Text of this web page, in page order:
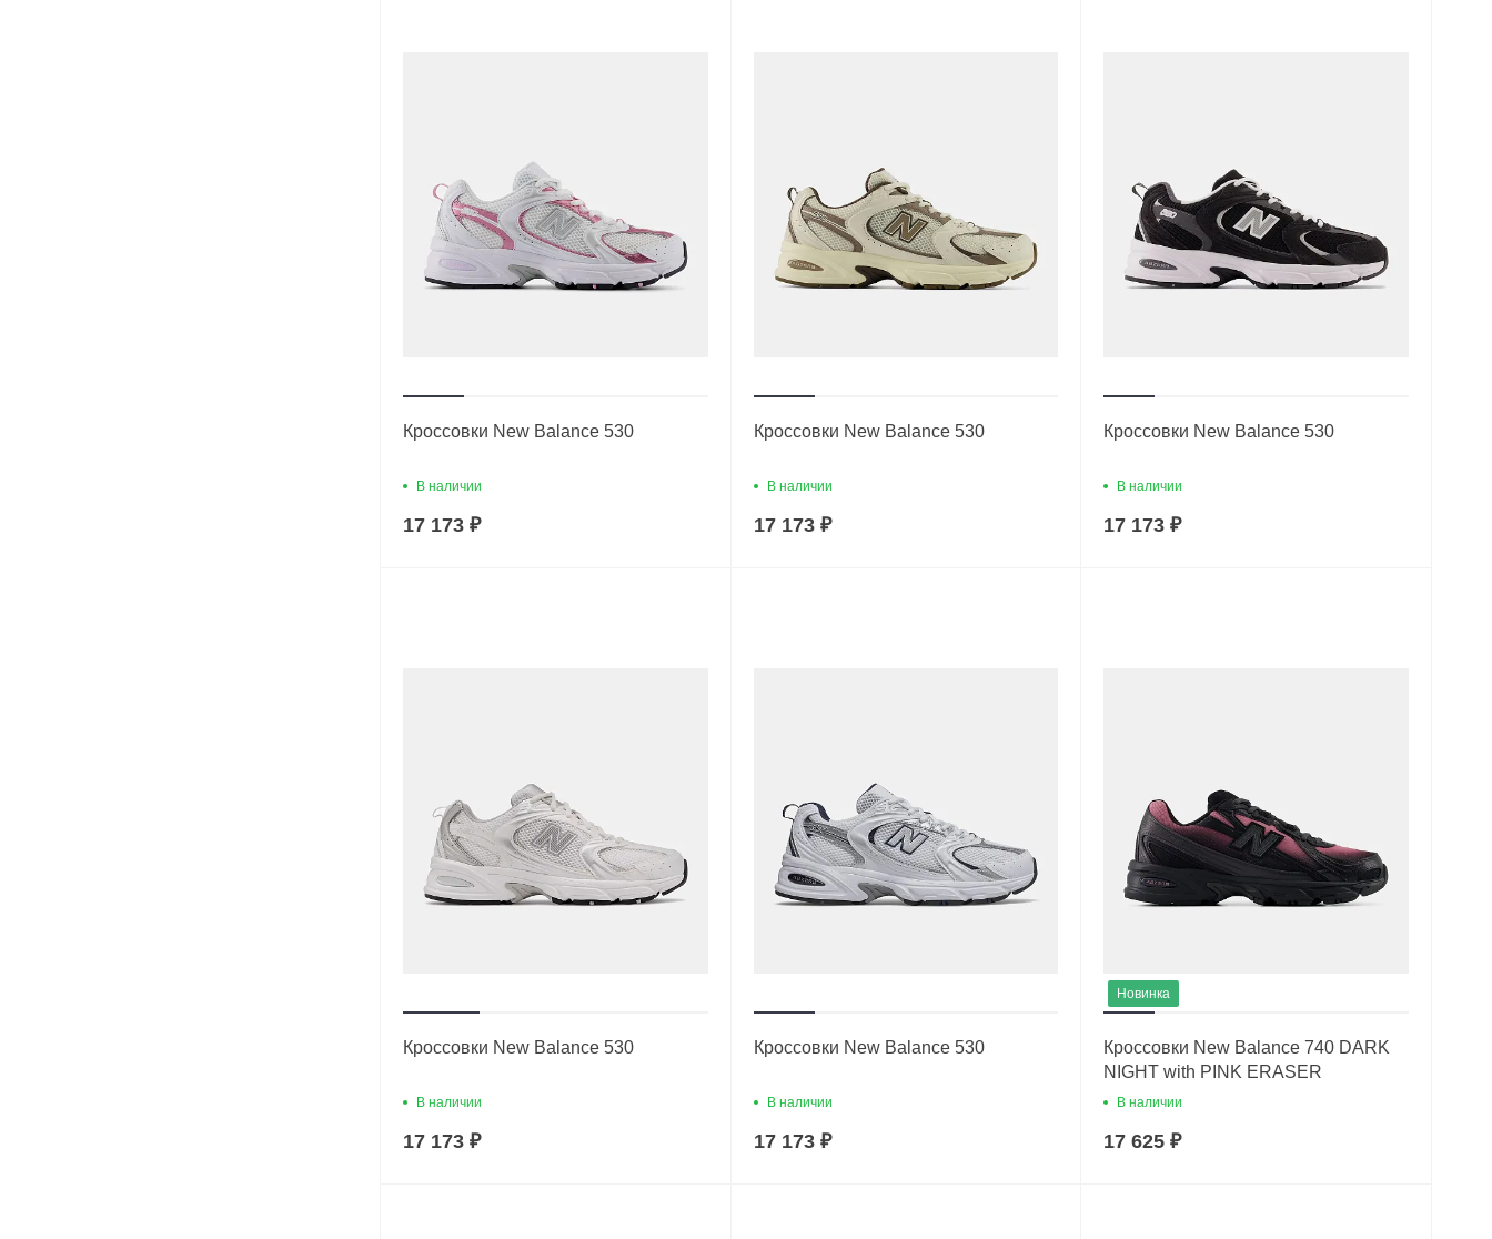
Кроссовки New Balance 530
В наличии
17 173 ₽
Кроссовки New Balance 530
В наличии
17 173 ₽
Кроссовки New Balance 530
В наличии
17 173 ₽
Кроссовки New Balance 530
В наличии
17 173 ₽
Кроссовки New Balance 530
В наличии
17 173 ₽
Новинка
Кроссовки New Balance 740 DARK
NIGHT with PINK ERASER
В наличии
17 625 ₽